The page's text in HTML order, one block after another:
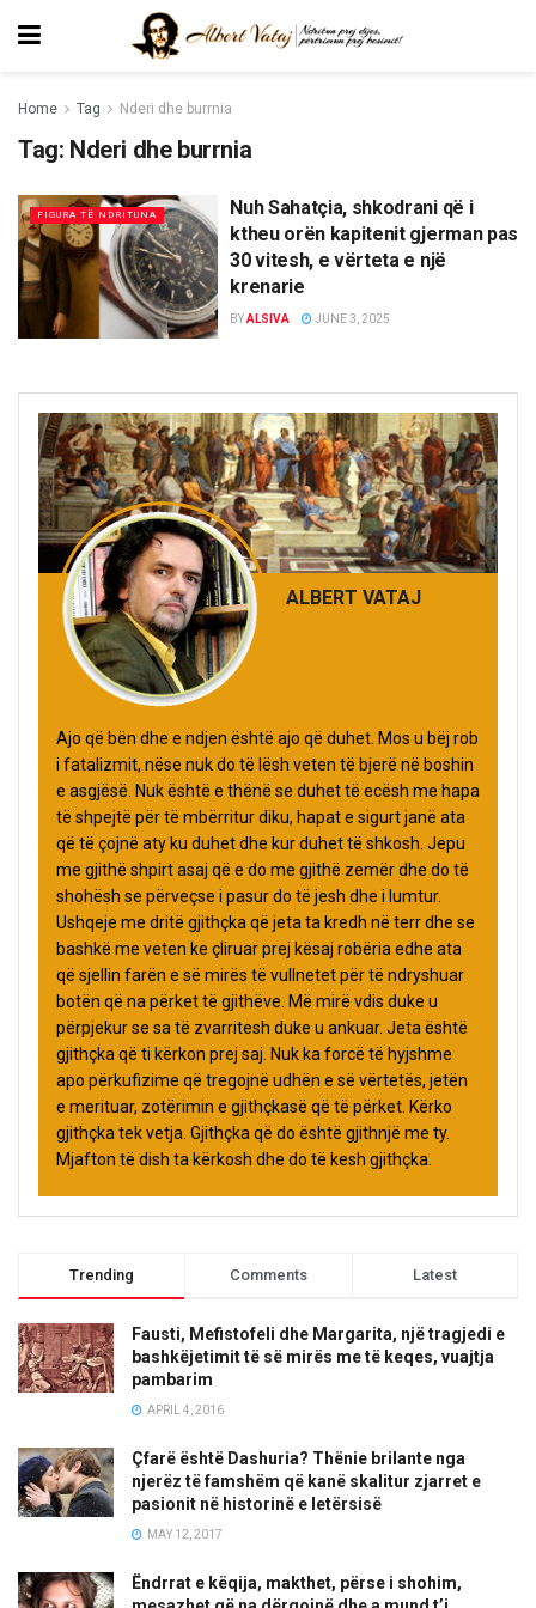
Home Tag Nderi dhe burrnia
Tag: Nderi dhe burrnia
FIGURA TË NDRITUNA
Nuh Sahatçia, shkodrani që i
ktheu orën kapitenit gjerman pas
30 vitesh, e vërteta e një
krenarie
BYALSIVA JUNE 3, 2025
ALBERT VATAJ
Ajo që bën dhe e ndjen është ajo që duhet. Mos u bëj rob
i fatalizmit, nëse nuk do të lësh veten të bjerë në boshin
e asgjësë. Nuk është e thënë se duhet të ecësh me hapa
të shpejtë për të mbërritur diku, hapat e sigurt janë ata
që të çojnë aty ku duhet dhe kur duhet të shkosh. Jepu
me gjithë shpirt asaj që e do me gjithë zemër dhe do të
shohësh se përveçse i pasur do të jesh dhe i lumtur.
Ushqeje me dritë gjithçka që jeta ta kredh në terr dhe se
bashkë me veten ke çliruar prej kësaj robëria edhe ata
që sjellin farën e së mirës të vullnetet për të ndryshuar
botën që na përket të gjithëve. Më mirë vdis duke u
përpjekur se sa të zvarritesh duke u ankuar. Jeta është
gjithçka që ti kërkon prej saj. Nuk ka forcë të hyjshme
apo përkufizime që tregojnë udhën e së vërtetës, jetën
e merituar, zotërimin e gjithçkasë që të përket. Kërko
gjithçka tek vetja. Gjithçka që do është gjithnjë me ty.
Mjafton të dish ta kërkosh dhe do të kesh gjithçka.
Trending Comments Latest
Fausti, Mefistofeli dhe Margarita, një tragjedi e
bashkëjetimit të së mirës me të keqes, vuajtja
pambarim
APRIL 4, 2016
Çfarë është Dashuria? Thënie brilante nga
njerëz të famshëm që kanë skalitur zjarret e
pasionit në historinë e letërsisë
MAY 12, 2017
Ëndrrat e këqija, makthet, përse i shohim,